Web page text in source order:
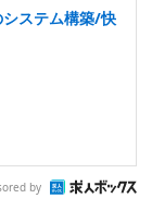
ステム構築/快
by